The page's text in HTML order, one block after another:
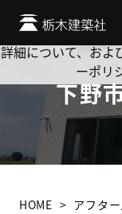
下野
HOME
アフタ
Cookie を使用して
か? 当社ではお客
詳細について、およ
ーポリ